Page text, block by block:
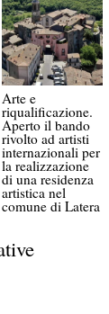
Arte e
riqualificazione.
Aperto il bando
rivolto ad artisti
internazionali per
la realizzazione
di una residenza
artistica nel
comune di Latera